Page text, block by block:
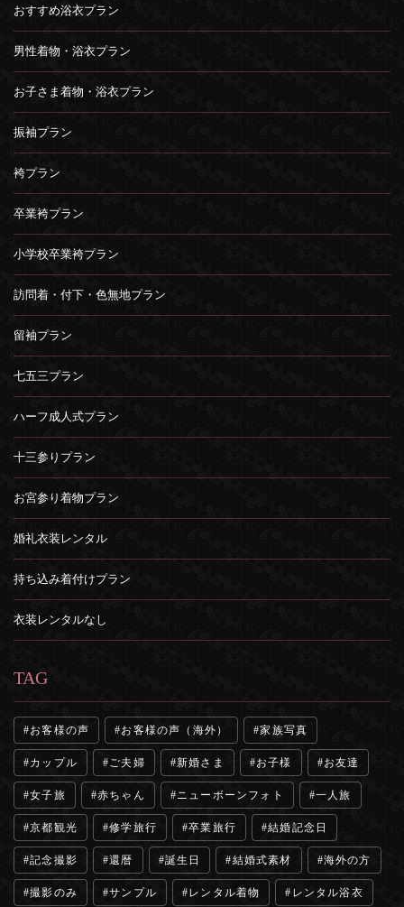
おすすめ浴衣プラン
男性着物・浴衣プラン
お子さま着物・浴衣プラン
振袖プラン
袴プラン
卒業袴プラン
小学校卒業袴プラン
訪問着・付下・色無地プラン
留袖プラン
七五三プラン
ハーフ成人式プラン
十三参りプラン
お宮参り着物プラン
婚礼衣装レンタル
持ち込み着付けプラン
衣装レンタルなし
TAG
お客様の声 お客様の声（海外） 家族写真
カップル ご夫婦 新婚さま お子様 お友達
女子旅 赤ちゃん ニューボーンフォト 一人旅
京都観光 修学旅行 卒業旅行 結婚記念日
記念撮影 還暦 誕生日 結婚式素材 海外の方
撮影のみ サンプル レンタル着物 レンタル浴衣